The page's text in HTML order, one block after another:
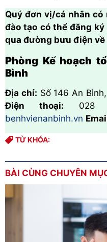
Quý đơn vị/cá nhân có
đào tạo có thể đăng
qua đường bưu điện về
Phòng Kế hoạch
Bình
Địa chỉ: Số 146 An
Điện thoại: 028
benhvienanbinh.vn
TỪ KHÓA:
BÀI CÙNG CHUYÊN